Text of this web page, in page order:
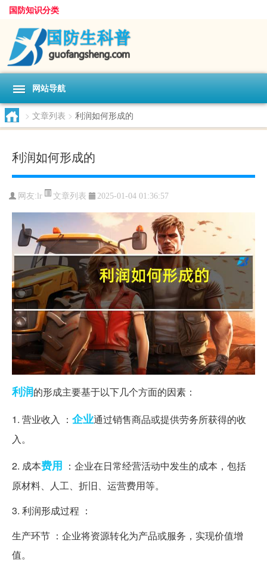
国防知识分类
网站导航
> 文章列表 > 利润如何形成的
利润如何形成的
网友:lr 文章列表 2025-01-04 01:36:57
利润的形成主要基于以下几个方面的因素：
1. 营业收入 ： 企业通过销售商品或提供劳务所获得的收
入。
2. 成本费用 ：企业在日常经营活动中发生的成本，包括
原材料、人工、折旧、运营费用等。
3. 利润形成过程 ：
生产环节 ：企业将资源转化为产品或服务，实现价值增
值。